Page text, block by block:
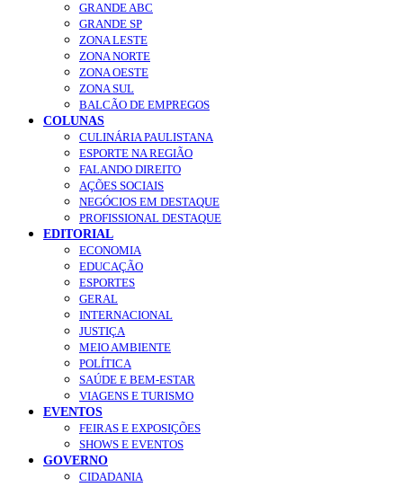
GRANDE ABC
GRANDE SP
ZONA LESTE
ZONA NORTE
ZONA OESTE
ZONA SUL
BALCÃO DE EMPREGOS
COLUNAS
CULINÁRIA PAULISTANA
ESPORTE NA REGIÃO
FALANDO DIREITO
AÇÕES SOCIAIS
NEGÓCIOS EM DESTAQUE
PROFISSIONAL DESTAQUE
EDITORIAL
ECONOMIA
EDUCAÇÃO
ESPORTES
GERAL
INTERNACIONAL
JUSTIÇA
MEIO AMBIENTE
POLÍTICA
SAÚDE E BEM-ESTAR
VIAGENS E TURISMO
EVENTOS
FEIRAS E EXPOSIÇÕES
SHOWS E EVENTOS
GOVERNO
CIDADANIA